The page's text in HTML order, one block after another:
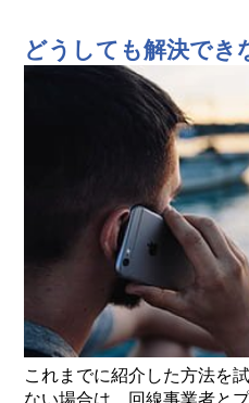
どうしても解決でき
これまでに紹介した方法を
ない場合は、回線事業者と